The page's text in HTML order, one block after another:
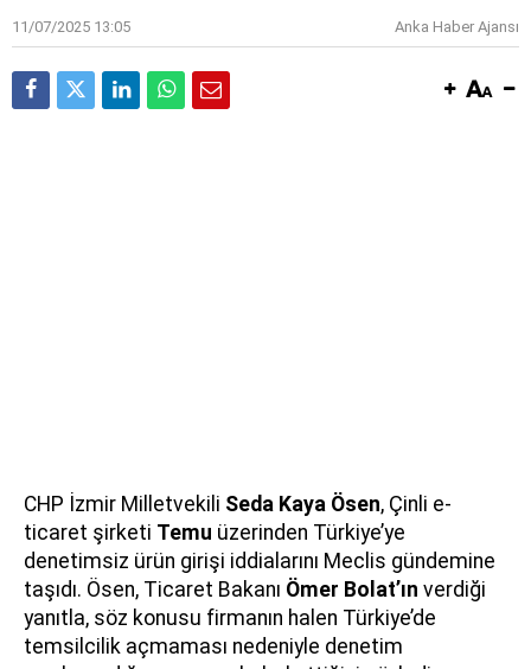
11/07/2025 13:05 Anka Haber Ajansı
CHP İzmir Milletvekili Seda Kaya Ösen, Çinli e-
ticaret şirketi Temu üzerinden Türkiye’ye
denetimsiz ürün girişi iddialarını Meclis gündemine
taşıdı. Ösen, Ticaret Bakanı Ömer Bolat’ın verdiği
yanıtla, söz konusu firmanın halen Türkiye’de
temsilcilik açmaması nedeniyle denetim